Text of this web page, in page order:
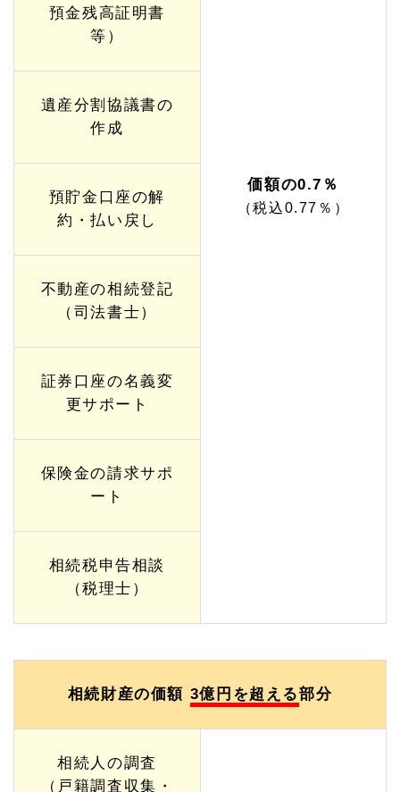
価額の0.7％
（税込0.77％）
預金残高証明書
等）
遺産分割協議書の
作成
預貯金口座の解
約・払い戻し
不動産の相続登記
（司法書士）
証券口座の名義変
更サポート
保険金の請求サポ
ート
相続税申告相談
（税理士）
相続財産の価額 3億円を超える部分
相続人の調査
（戸籍調査収集・